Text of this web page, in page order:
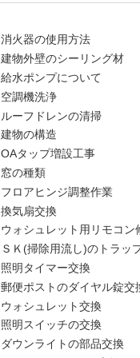
消火器の使用方法
建物外壁のシーリング材
給水ポンプについて
空調機洗浄
ルーフドレンの清掃
建物の構造
OAタップ増設工事
窓の種類
フロアヒンジ調整作業
換気扇交換
ウォシュレット用リモコン
ＳＫ(掃除用流し)のトラッ
照明タイマー交換
郵便ポストのダイヤル錠交
ウォシュレット交換
照明スイッチの交換
ダウンライトの部品交換